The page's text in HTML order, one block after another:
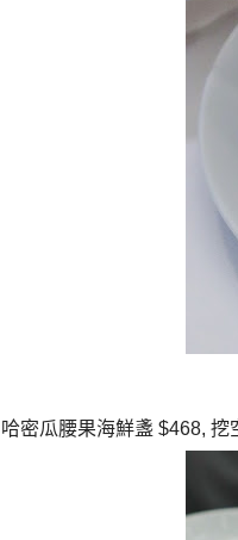
哈密瓜腰果海鮮盞 $468, 挖